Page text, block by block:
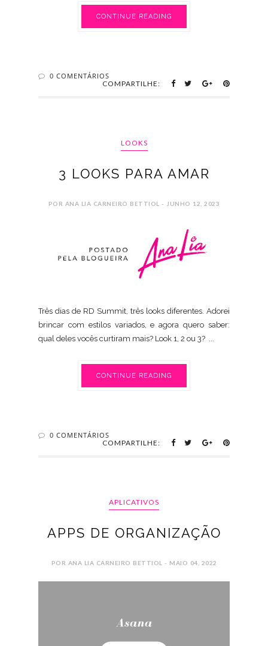
CONTINUE READING
0 COMENTÁRIOS
COMPARTILHE:
LOOKS
3 LOOKS PARA AMAR
POR ANA LIA CARNEIRO BETTIOL - JUNHO 12, 2023
Três dias de RD Summit, três looks diferentes. Adorei
brincar com estilos variados, e agora quero saber:
qual deles vocês curtiram mais? Look 1, 2 ou 3? ...
CONTINUE READING
0 COMENTÁRIOS
COMPARTILHE:
APLICATIVOS
APPS DE ORGANIZAÇÃO
POR ANA LIA CARNEIRO BETTIOL - MAIO 04, 2022